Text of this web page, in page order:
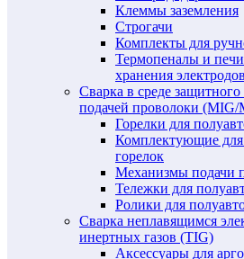
Клеммы заземления
Строгачи
Комплекты для
Термопеналы и
хранения электродов
Сварка в среде защитного
подачей проволоки
Горелки для
Комплектующие для
горелок
Механизмы подачи
Тележки для
Ролики для
Сварка неплавящимся
инертных газов (TIG)
Аксессуары для